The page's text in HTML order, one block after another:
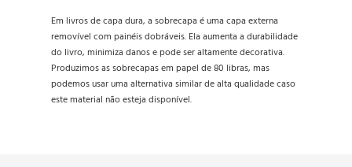
Em livros de capa dura, a sobrecapa é uma capa externa
removível com painéis dobráveis. Ela aumenta a durabilidade
do livro, minimiza danos e pode ser altamente decorativa.
Produzimos as sobrecapas em papel de 80 libras, mas
podemos usar uma alternativa similar de alta qualidade caso
este material não esteja disponível.